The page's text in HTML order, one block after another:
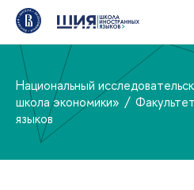
Национальный
школа экономики»
языков